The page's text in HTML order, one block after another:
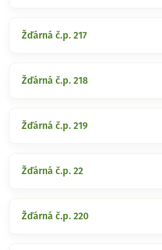
Žďárná č.p. 217
Žďárná č.p. 218
Žďárná č.p. 219
Žďárná č.p. 22
Žďárná č.p. 220